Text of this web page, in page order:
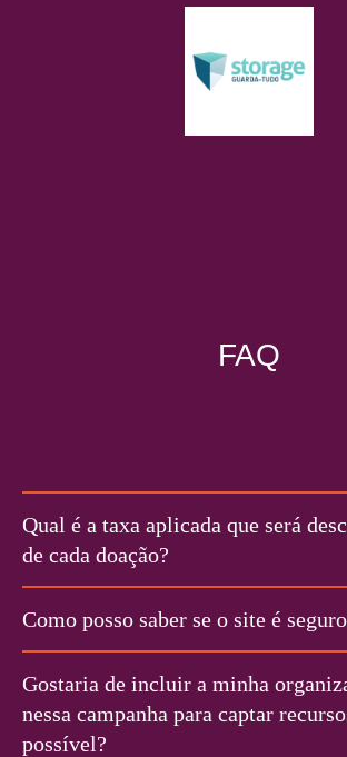
FAQ
Qual é a taxa aplicada que será
de cada doação?
Como posso saber se o site é
Gostaria de incluir a minha
nessa campanha para captar
possível?